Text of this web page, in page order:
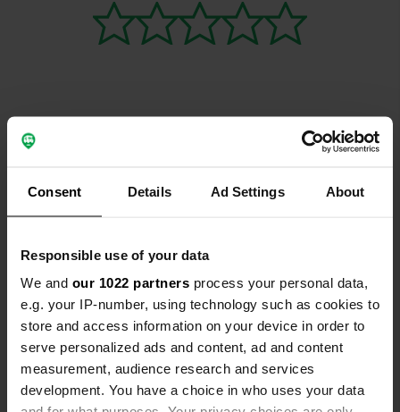
Consent Details Ad Settings About
Responsible use of your data
We and our 1022 partners process your personal data,
e.g. your IP-number, using technology such as cookies to
store and access information on your device in order to
serve personalized ads and content, ad and content
measurement, audience research and services
development. You have a choice in who uses your data
Contact
Emplacement
Staňkov
48° 58' 46" N 14° 57' 10" E
48.9795267 14.9526982
Code du site
157490 Copie